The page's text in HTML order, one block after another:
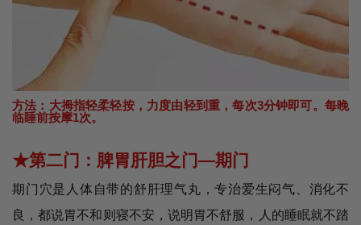
方法：大拇指轻柔轻按，力度由轻到重，每次3分钟即可。每晚
临睡前按摩1次。
★第二门：脾胃肝胆之门—期门
期门穴是人体自带的舒肝理气丸，专治爱生闷气、消化不
良，都说胃不和则寝不安，说明胃不舒服，人的睡眠就不踏